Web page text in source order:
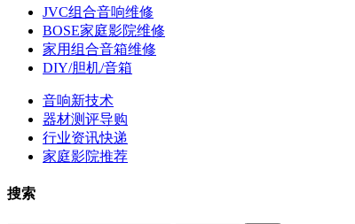
JVC组合音响维修
BOSE家庭影院维修
家用组合音箱维修
DIY/胆机/音箱
音响新技术
器材测评导购
行业资讯快递
家庭影院推荐
搜索